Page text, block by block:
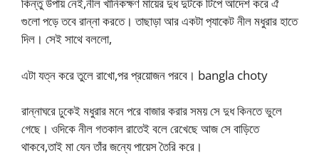
কিন্তু উপায় নেই,নীল খানিকক্ষণ মায়ের দুধ দুটকে টিপে আদেশ করে ঐ
গুলো পড়ে তবে রান্না করতে। তাছাড়া আর একটা প‍্যাকেট নীল মধুরার হাতে
দিল। সেই সাথে বললো,
এটা যত্ন করে তুলে রাখো,পর প্রয়োজন পরবে। bangla choty
রান্নাঘরে ঢুকেই মধুরার মনে পরে বাজার করার সময় সে দুধ কিনতে ভুলে
গেছে। ওদিকে নীল গতকাল রাতেই বলে রেখেছে আজ সে বাড়িতে
থাকবে,তাই মা যেন তাঁর জন্যে পায়েস তৈরি করে।